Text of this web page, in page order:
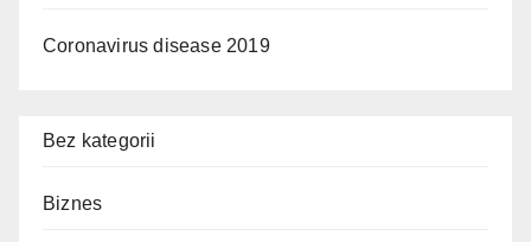
Coronavirus disease 2019
Bez kategorii
Biznes